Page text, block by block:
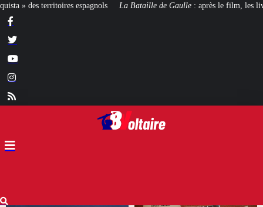
Bataille de Gaulle: après le film, les livres ! [CINÉMA]De la Comédie-